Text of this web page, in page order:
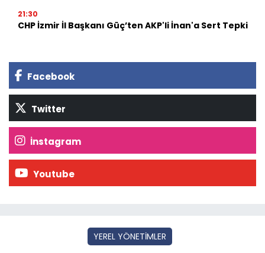
21:30
CHP İzmir İl Başkanı Güç’ten AKP'li İnan'a Sert Tepki
Facebook
Twitter
İnstagram
Youtube
YEREL YÖNETİMLER